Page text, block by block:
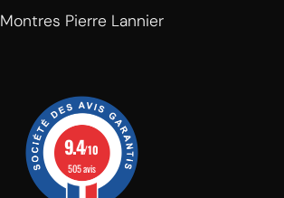
Montres Pierre Lannier
9.4/10
505 avis